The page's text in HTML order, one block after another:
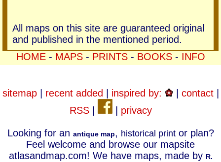
All maps on this site are guaranteed original
and published in the mentioned period.
HOME- MAPS- PRINTS- BOOKS- INFO
sitemap| recent added inspired by: | contact|
RSS| privacy
Looking for an antique map, historical printor plan?
Feel welcome and browse our mapsite
atlasandmap.com! We have maps, made by R.